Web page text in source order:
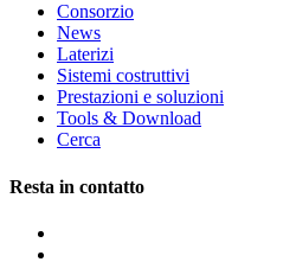
Consorzio
News
Laterizi
Sistemi costruttivi
Prestazioni e soluzioni
Tools & Download
Cerca
Resta in contatto